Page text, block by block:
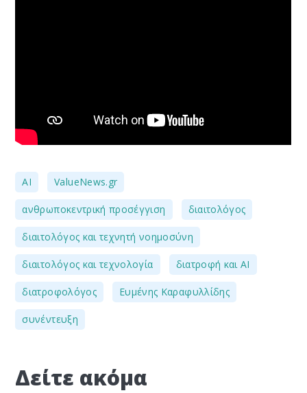
AI ValueNews.gr
ανθρωποκεντρική προσέγγιση διαιτολόγος
διαιτολόγος και τεχνητή νοημοσύνη
διαιτολόγος και τεχνολογία διατροφή και AI
διατροφολόγος Ευμένης Καραφυλλίδης
συνέντευξη
Δείτε ακόμα